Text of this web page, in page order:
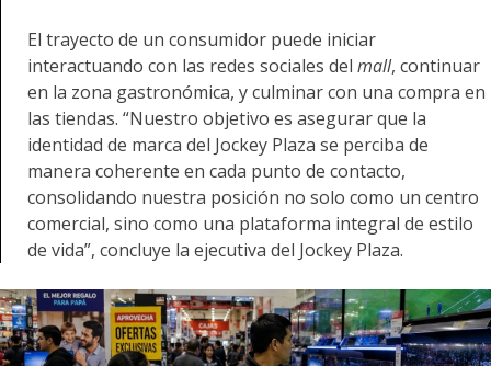
El trayecto de un consumidor puede iniciar
interactuando con las redes sociales del mall, continuar
en la zona gastronómica, y culminar con una compra en
las tiendas. “Nuestro objetivo es asegurar que la
identidad de marca del Jockey Plaza se perciba de
manera coherente en cada punto de contacto,
consolidando nuestra posición no solo como un centro
comercial, sino como una plataforma integral de estilo
de vida”, concluye la ejecutiva del Jockey Plaza.